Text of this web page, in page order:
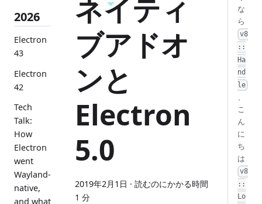
2026
Electron
43
Electron
42
Tech
Talk:
How
Electron
went
Wayland-
native,
and what
ネイティ
ブアドオ
ンと
Electron
5.0
2019年2月1日 · 読むのにかかる時間
1 分
な
ら
v8
::
Ha
nd
le
、
こ
ん
に
ち
は
v8
::
Lo